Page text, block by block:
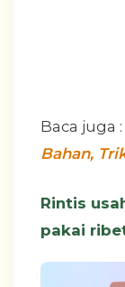
Baca juga :
Bahan,
Rintis
pakai